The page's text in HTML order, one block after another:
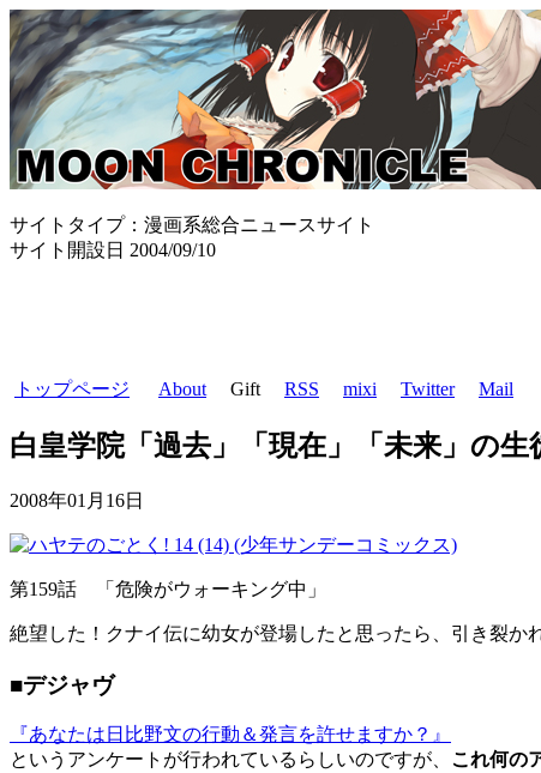
サイトタイプ：漫画系総合ニュースサイト
サイト開設日 2004/09/10
トップページ About Gift RSS mixi Twitter Mail
白皇学院「過去」「現在」「未来」の生
2008年01月16日
第159話 「危険がウォーキング中」
絶望した！クナイ伝に幼女が登場したと思ったら、引き裂か
■デジャヴ
『あなたは日比野文の行動＆発言を許せますか？』
というアンケートが行われているらしいのですが、 これ何の